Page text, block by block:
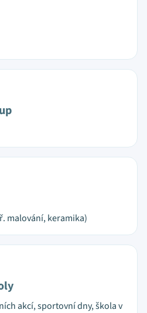
malování, keramika)
akcí, sportovní dny, škola v